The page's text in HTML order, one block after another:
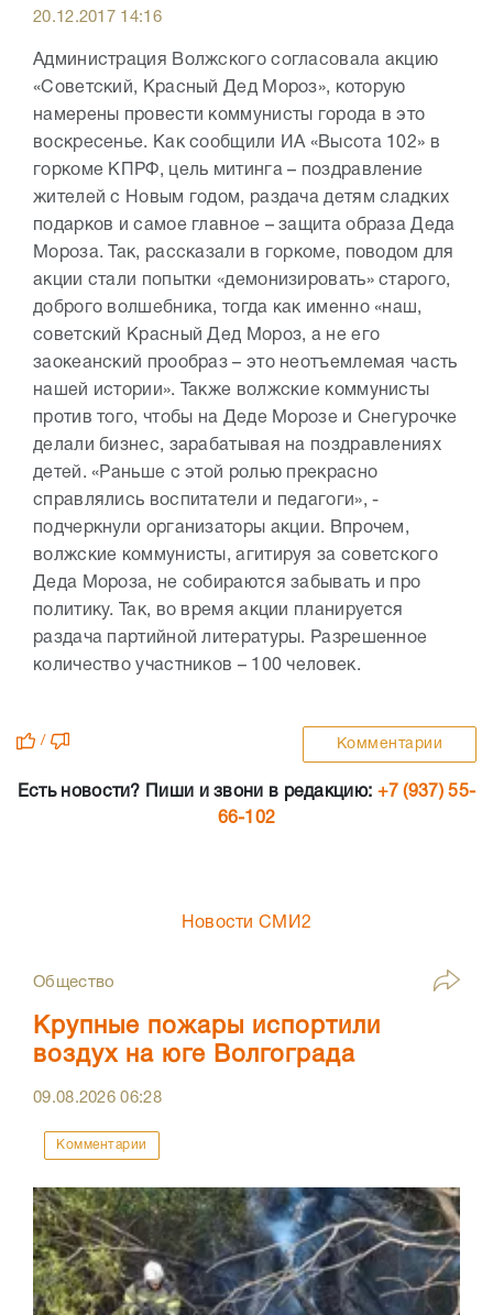
20.12.2017 14:16
Администрация Волжского согласовала акцию
«Советский, Красный Дед Мороз», которую
намерены провести коммунисты города в это
воскресенье. Как сообщили ИА «Высота 102» в
горкоме КПРФ, цель митинга – поздравление
жителей с Новым годом, раздача детям сладких
подарков и самое главное – защита образа Деда
Мороза. Так, рассказали в горкоме, поводом для
акции стали попытки «демонизировать» старого,
доброго волшебника, тогда как именно «наш,
советский Красный Дед Мороз, а не его
заокеанский прообраз – это неотъемлемая часть
нашей истории». Также волжские коммунисты
против того, чтобы на Деде Морозе и Снегурочке
делали бизнес, зарабатывая на поздравлениях
детей. «Раньше с этой ролью прекрасно
справлялись воспитатели и педагоги», -
подчеркнули организаторы акции. Впрочем,
волжские коммунисты, агитируя за советского
Деда Мороза, не собираются забывать и про
политику. Так, во время акции планируется
раздача партийной литературы. Разрешенное
количество участников – 100 человек.
/ Комментарии
Есть новости? Пиши и звони в редакцию: +7 (937) 55-
66-102
Новости СМИ2
Общество
Крупные пожары испортили
воздух на юге Волгограда
09.08.202606:28
Комментарии